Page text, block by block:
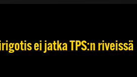
ei jatka TPS:n riveissä